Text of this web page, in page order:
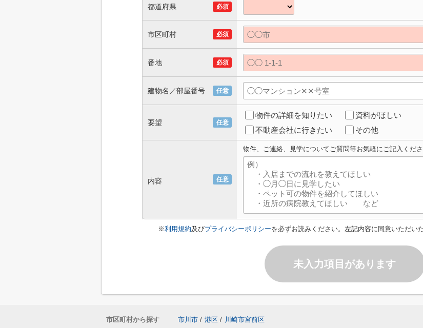
都道府県 必須
市区町村 必須
番地 必須
建物名／部屋番号 任意
要望 任意
物件の詳細を知りたい 資料がほしい
不動産会社に行きたい
その他
内容 任意
物件、ご連絡、見学についてご質問等お気軽にご記入くだ
※利用規約及びプライバシーポリシーを必ずお読みください。左記内容に同意いただい
未入力項目があります
市区町村から探す 市川市 / 港区 / 川崎市宮前区